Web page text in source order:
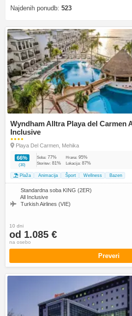
Najdenih ponudb: 523
Wyndham Alltra Playa del Carmen
Inclusive
●●●●
Playa Del Carmen, Mehika
66%
(30)
Soba: 77% Hrana: 95%
Storitev: 81% Lokacija: 87%
Plaža Animacija Šport Wellness Bazen
Standardna soba KING (2ER)
All Inclusive
Turkish Airlines (VIE)
10 dni
od 1.085 €
na osebo
Preveri